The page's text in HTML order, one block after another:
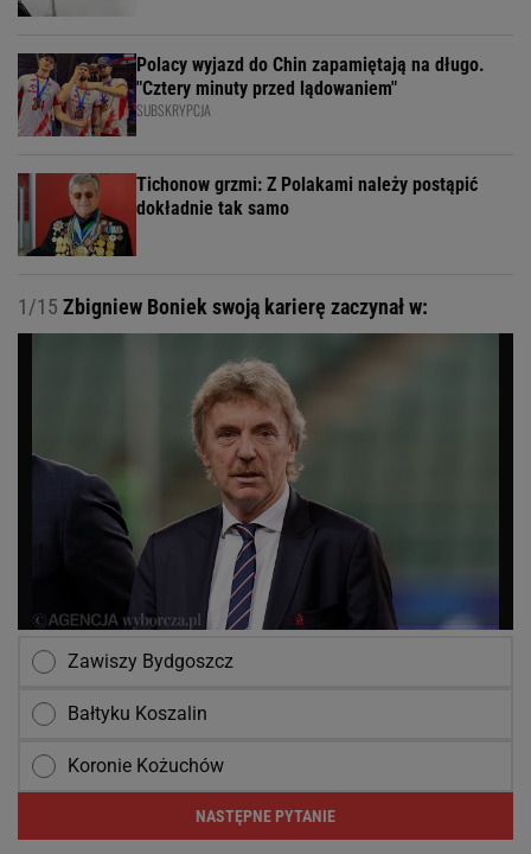
Polacy wyjazd do Chin zapamiętają na długo.
"Cztery minuty przed lądowaniem"
SUBSKRYPCJA
Tichonow grzmi: Z Polakami należy postąpić
dokładnie tak samo
1/15 Zbigniew Boniek swoją karierę zaczynał w:
Zawiszy Bydgoszcz
Bałtyku Koszalin
Koronie Kożuchów
NASTĘPNE PYTANIE